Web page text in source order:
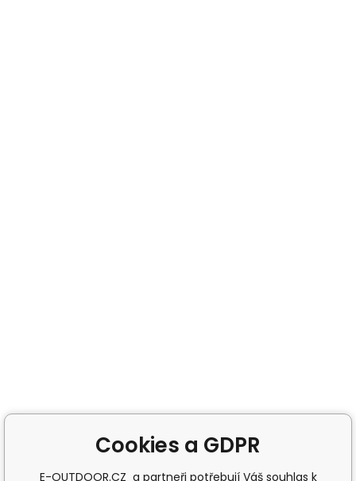
Cookies a GDPR
E-OUTDOOR.CZ a partneři potřebují Váš souhlas k